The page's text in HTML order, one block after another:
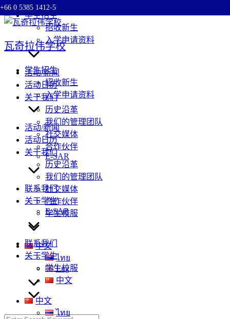
Skip
to
+66 0 5385 1412-5
瓦奇拉伟学校
学生招生
招收新生
入学申请资料
活动/新闻
活动日历
关于我们
历史沿革
我们的管理团队
社交媒体
合作伙伴
E-SAR
联系我们
关于学生
学生校服
中文
ไทย
学生招生
招收新生
入学申请资料
活动/新闻
活动日历
关于我们
历史沿革
我们的管理团队
社交媒体
合作伙伴
E-SAR
联系我们
关于学生
学生校服
中文
ไทย
Eng
中文